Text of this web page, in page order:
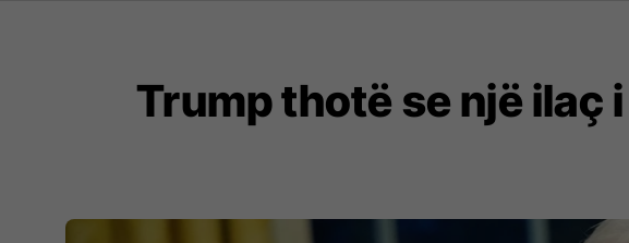
Trump thotë se një ilaç